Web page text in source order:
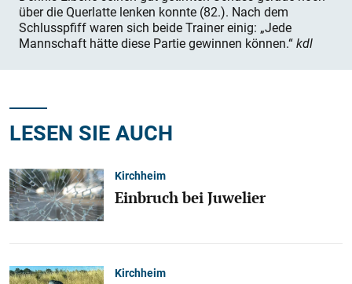
über die Querlatte lenken konnte (82.). Nach dem
Schlusspfiff waren sich beide Trainer einig: „Jede
Mannschaft hätte diese Partie gewinnen können.“kdl
LESEN SIE AUCH
Kirchheim
Einbruch bei Juwelier
Kirchheim